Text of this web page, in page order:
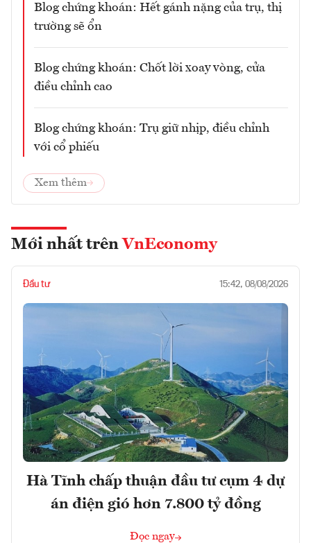
Blog chứng khoán: Hết gánh nặng của trụ, thị
trường sẽ ổn
Blog chứng khoán: Chốt lời xoay vòng, cửa
điều chỉnh cao
Blog chứng khoán: Trụ giữ nhịp, điều chỉnh
với cổ phiếu
Xem thêm
Mới nhất trên VnEconomy
Đầu tư 15:42, 08/08/2026
Hà Tĩnh chấp thuận đầu tư cụm 4 dự
án điện gió hơn 7.800 tỷ đồng
Đọc ngay